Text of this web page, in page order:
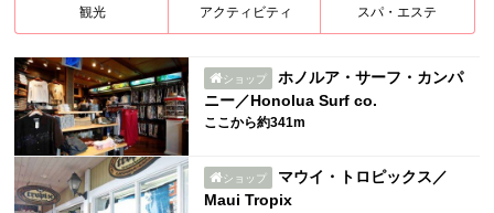
観光 アクティビティ スパ・エステ
ショップ
ホノルア・サーフ・カンパ
ニー／Honolua Surf co.
ここから約341m
ショップ
マウイ・トロピックス／
Maui Tropix